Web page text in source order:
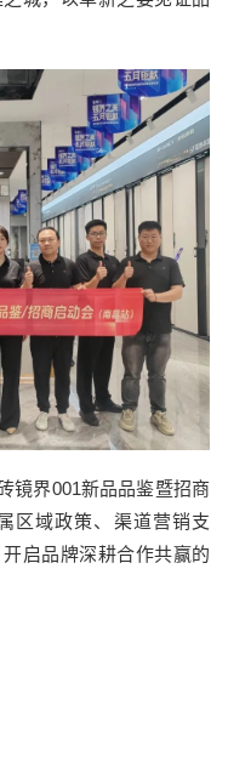
镜界001新品品鉴暨招商
区域政策、渠道营销支
启品牌深耕合作共赢的